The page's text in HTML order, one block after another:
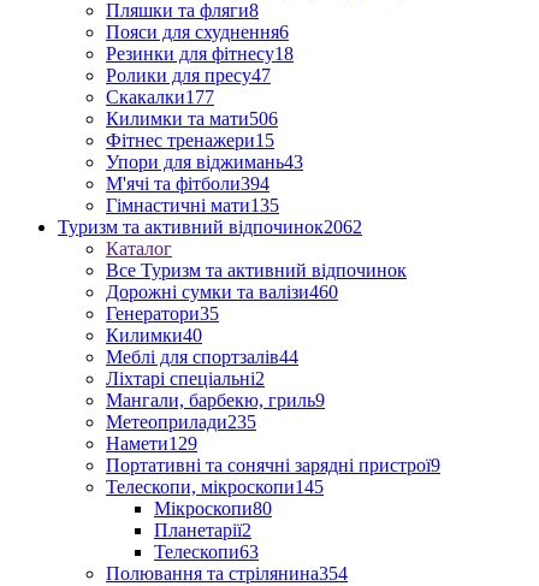
Пляшки та фляги8
Пояси для схуднення6
Резинки для фітнесу18
Ролики для пресу47
Скакалки177
Килимки та мати506
Фітнес тренажери15
Упори для віджимань43
М'ячі та фітболи394
Гімнастичні мати135
Туризм та активний відпочинок2062
Каталог
Все Туризм та активний відпочинок
Дорожні сумки та валізи460
Генератори35
Килимки40
Меблі для спортзалів44
Ліхтарі спеціальні2
Мангали, барбекю, гриль9
Метеоприлади235
Намети129
Портативні та сонячні зарядні пристрої9
Телескопи, мікроскопи145
Мікроскопи80
Планетарії2
Телескопи63
Полювання та стрілянина354